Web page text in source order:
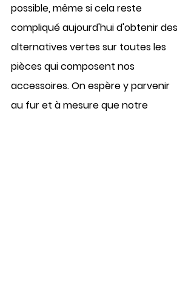
possible, même si cela reste
compliqué aujourd'hui d'obtenir des
alternatives vertes sur toutes les
pièces qui composent nos
accessoires. On espère y parvenir
au fur et à mesure que notre